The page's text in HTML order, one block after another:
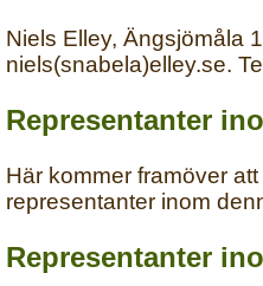
Niels Elley, Ängsjömåla
niels(snabela)elley.se.
Representanter
Här kommer framöver
representanter inom
Representanter